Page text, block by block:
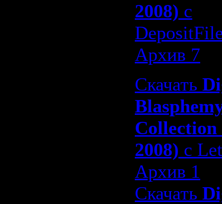
2008) с
Архив 7
Скачать
Collection
2008) с
Архив 1
Скачать